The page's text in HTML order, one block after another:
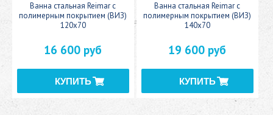
Ванна стальная Reimar с
полимерным покрытием (ВИЗ)
120x70
16 600 руб
Ванна стальная Reimar с
полимерным покрытием (ВИЗ)
140x70
19 600 руб